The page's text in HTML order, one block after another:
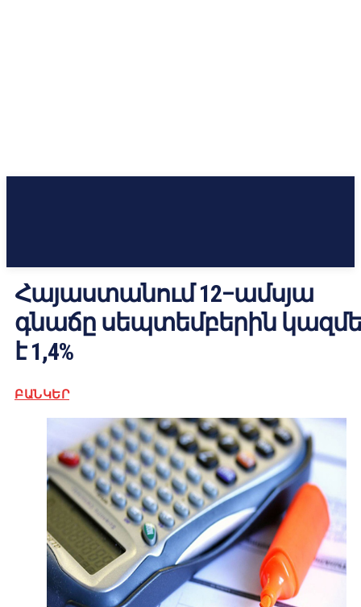
Հայաստանում 12–ամսյա
գնաճը սեպտեմբերին
է 1,4%
ԲԱՆԿԵՐ